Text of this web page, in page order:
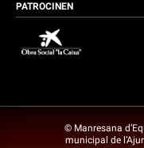
PATROCINEN
© Manresana
municipal de